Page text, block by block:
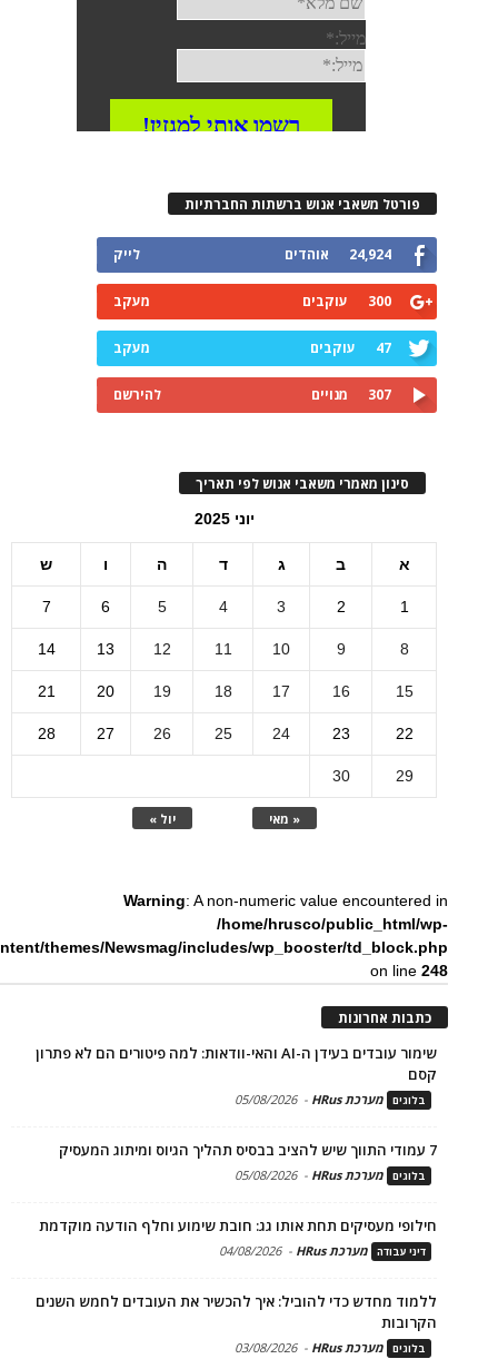
פורטל משאבי אנוש ברשתות החברתיות
24,924 אוהדים לייק
300 עוקבים מעקב
47 עוקבים מעקב
307 מנויים להירשם
סינון מאמרי משאבי אנוש לפי תאריך
יוני 2025
א ב ג ד ה ו ש
« מאי יול »
1
2
3
4
5
6
7
8
9
10
11
12
13
14
15
16
17
18
19
20
21
22
23
24
25
26
27
28
29
30
Warning: A non-numeric value encountered in
/home/hrusco/public_html/wp-
themes/Newsmag/includes/wp_booster/td_block.php
on line248
כתבות אחרונות
שימור עובדים בעידן ה-AI והאי-וודאות: למה פיטורים הם לא פתרון
קסם
בלוגים מערכת HRus -
05/08/2026
7 עמודי התווך שיש להציב בבסיס תהליך הגיוס ומיתוג המעסיק
בלוגים מערכת HRus -
05/08/2026
חילופי מעסיקים תחת אותו גג: חובת שימוע וחלף הודעה מוקדמת
דיני עבודה מערכת HRus -
04/08/2026
ללמוד מחדש כדי להוביל: איך להכשיר את העובדים לחמש השנים
הקרובות
בלוגים מערכת HRus -
03/08/2026